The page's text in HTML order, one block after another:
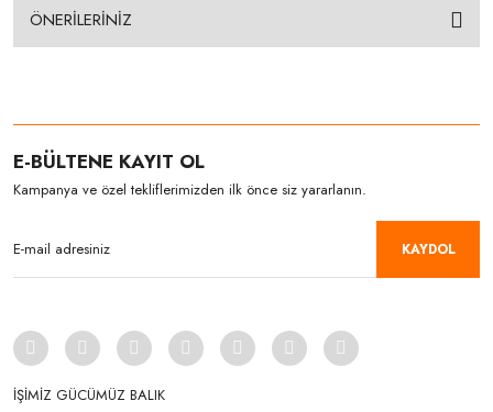
ÖNERİLERİNİZ
E-BÜLTENE KAYIT OL
Kampanya ve özel tekliflerimizden ilk önce siz yararlanın.
KAYDOL
İŞİMİZ GÜCÜMÜZ BALIK